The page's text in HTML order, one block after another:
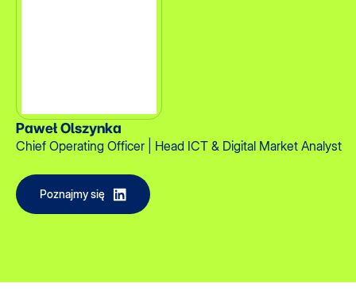
Paweł Olszynka
Chief Operating Officer | Head ICT & Digital Market Analyst
Poznajmy się